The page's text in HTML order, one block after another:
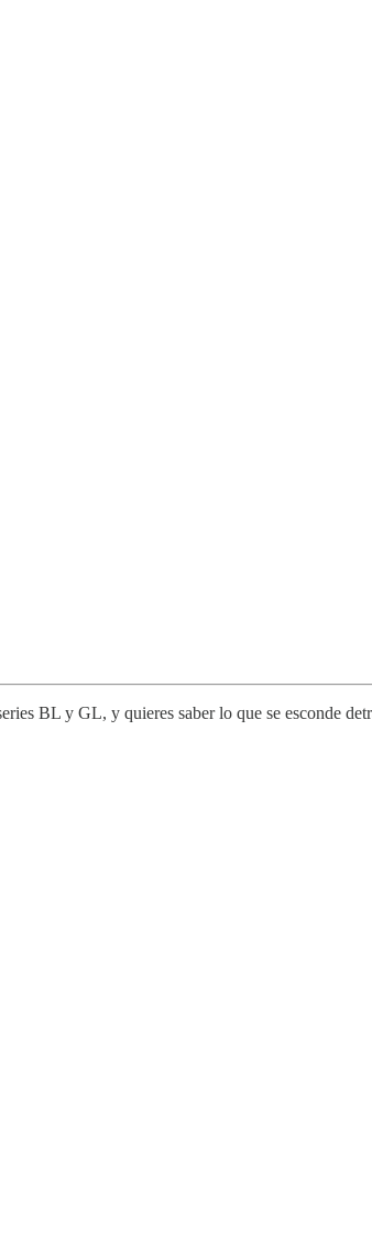
BL y GL, y quieres saber lo que se esconde